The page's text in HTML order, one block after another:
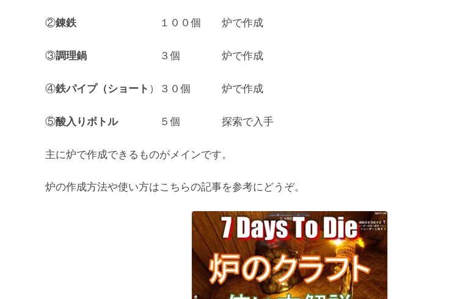
②錬鉄 １００個 炉で作成
③調理鍋 ３個 炉で作成
④鉄パイプ（ショート ）３０個 炉で作成
⑤酸入りボトル５個 探索で入手
主に炉で作成できるものがメインです。
炉の作成方法や使い方はこちらの記事を参考にどうぞ。